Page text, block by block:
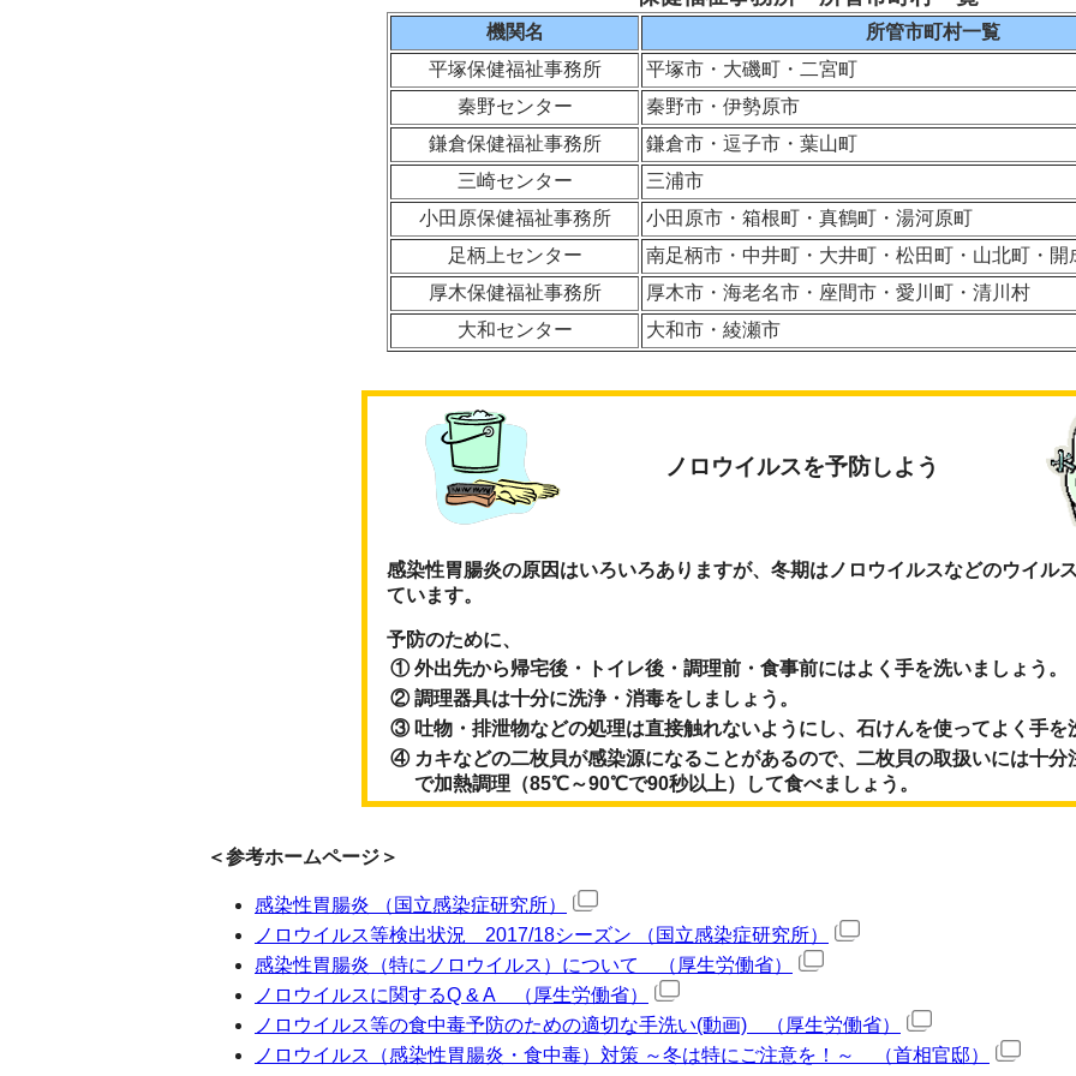
機関名
所管市町村一覧
平塚保健福祉事務所
平塚市・大磯町・二宮町
秦野センター
秦野市・伊勢原市
鎌倉保健福祉事務所
鎌倉市・逗子市・葉山町
三崎センター
三浦市
小田原保健福祉事務所
小田原市・箱根町・真鶴町・湯河原町
足柄上センター
南足柄市・中井町・大井町・松田町・山北町・開
厚木保健福祉事務所
厚木市・海老名市・座間市・愛川町・清川村
大和センター
大和市・綾瀬市
ノロウイルスを予防しよう
感染性胃腸炎の原因はいろいろありますが、冬期はノロウイルスなどのウイル
ています。
予防のために、
① 外出先から帰宅後・トイレ後・調理前・食事前にはよく手を洗いましょう。
② 調理器具は十分に洗浄・消毒をしましょう。
③ 吐物・排泄物などの処理は直接触れないようにし、石けんを使ってよく手を
④ カキなどの二枚貝が感染源になることがあるので、二枚貝の取扱いには十分
で加熱調理（85℃～90℃で90秒以上）して食べましょう。
＜参考ホームページ＞
感染性胃腸炎 （国立感染症研究所）
ノロウイルス等検出状況 2017/18シーズン （国立感染症研究所）
感染性胃腸炎（特にノロウイルス）について （厚生労働省）
ノロウイルスに関するQ & A （厚生労働省）
ノロウイルス等の食中毒予防のための適切な手洗い(動画) （厚生労働省）
ノロウイルス（感染性胃腸炎・食中毒）対策 ～冬は特にご注意を！～ （首相官邸）